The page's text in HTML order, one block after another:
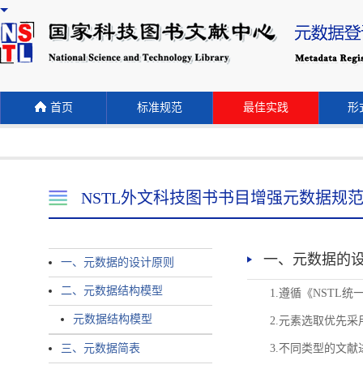
首页 标准规范 最佳实践 形
NSTL外文科技图书书目增强元数据规范
一、元数据的设计原则
二、元数据结构模型
元数据结构模型
三、元数据简表
一、元数据的
1.遵循《NSTL统
2.元素选取优先采
3.不同类型的文献